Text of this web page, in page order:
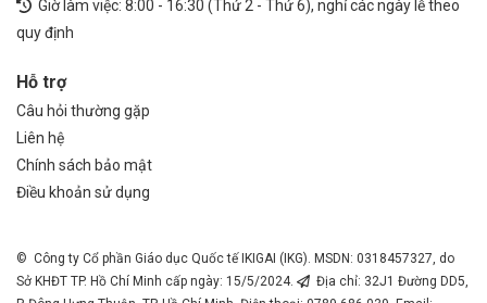
Giờ làm việc: 8:00 - 16:30 (Thứ 2 - Thứ 6), nghỉ các ngày lễ theo
quy định
Hỗ trợ
Câu hỏi thường gặp
Liên hệ
Chính sách bảo mật
Điều khoản sử dụng
© Công ty Cổ phần Giáo dục Quốc tế IKIGAI (IKG). MSDN: 0318457327, do
Sở KHĐT TP. Hồ Chí Minh cấp ngày: 15/5/2024.
Địa chỉ: 32J1 Đường DD5,